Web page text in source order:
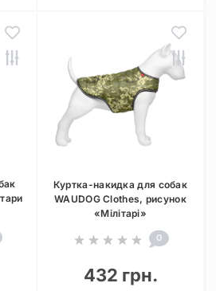
Куртка-накидка для собак
WAUDOG Clothes, рисунок
«Мілітарі»
0
432 грн.